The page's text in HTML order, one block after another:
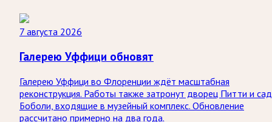
7 августа 2026
Галерею Уффици обновят
Галерею Уффици во Флоренции ждёт масштабная
реконструкция. Работы также затронут дворец Питти и
Боболи, входящие в музейный комплекс. Обновление
рассчитано примерно на два года.